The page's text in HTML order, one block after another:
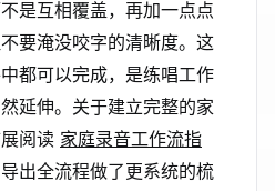
是互相覆盖，再加一点点
要淹没咬字的清晰度。这
都可以完成，是练唱工作
延伸。关于建立完整的家
阅读 家庭录音工作流指
出全流程做了更系统的梳